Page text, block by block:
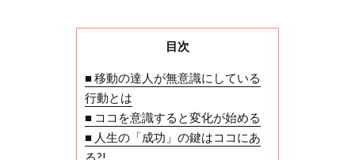
目次
■ 移動の達人が無意識にしている
行動とは
■ ココを意識すると変化が始める
■ 人生の「成功」の鍵はココにあ
る?!